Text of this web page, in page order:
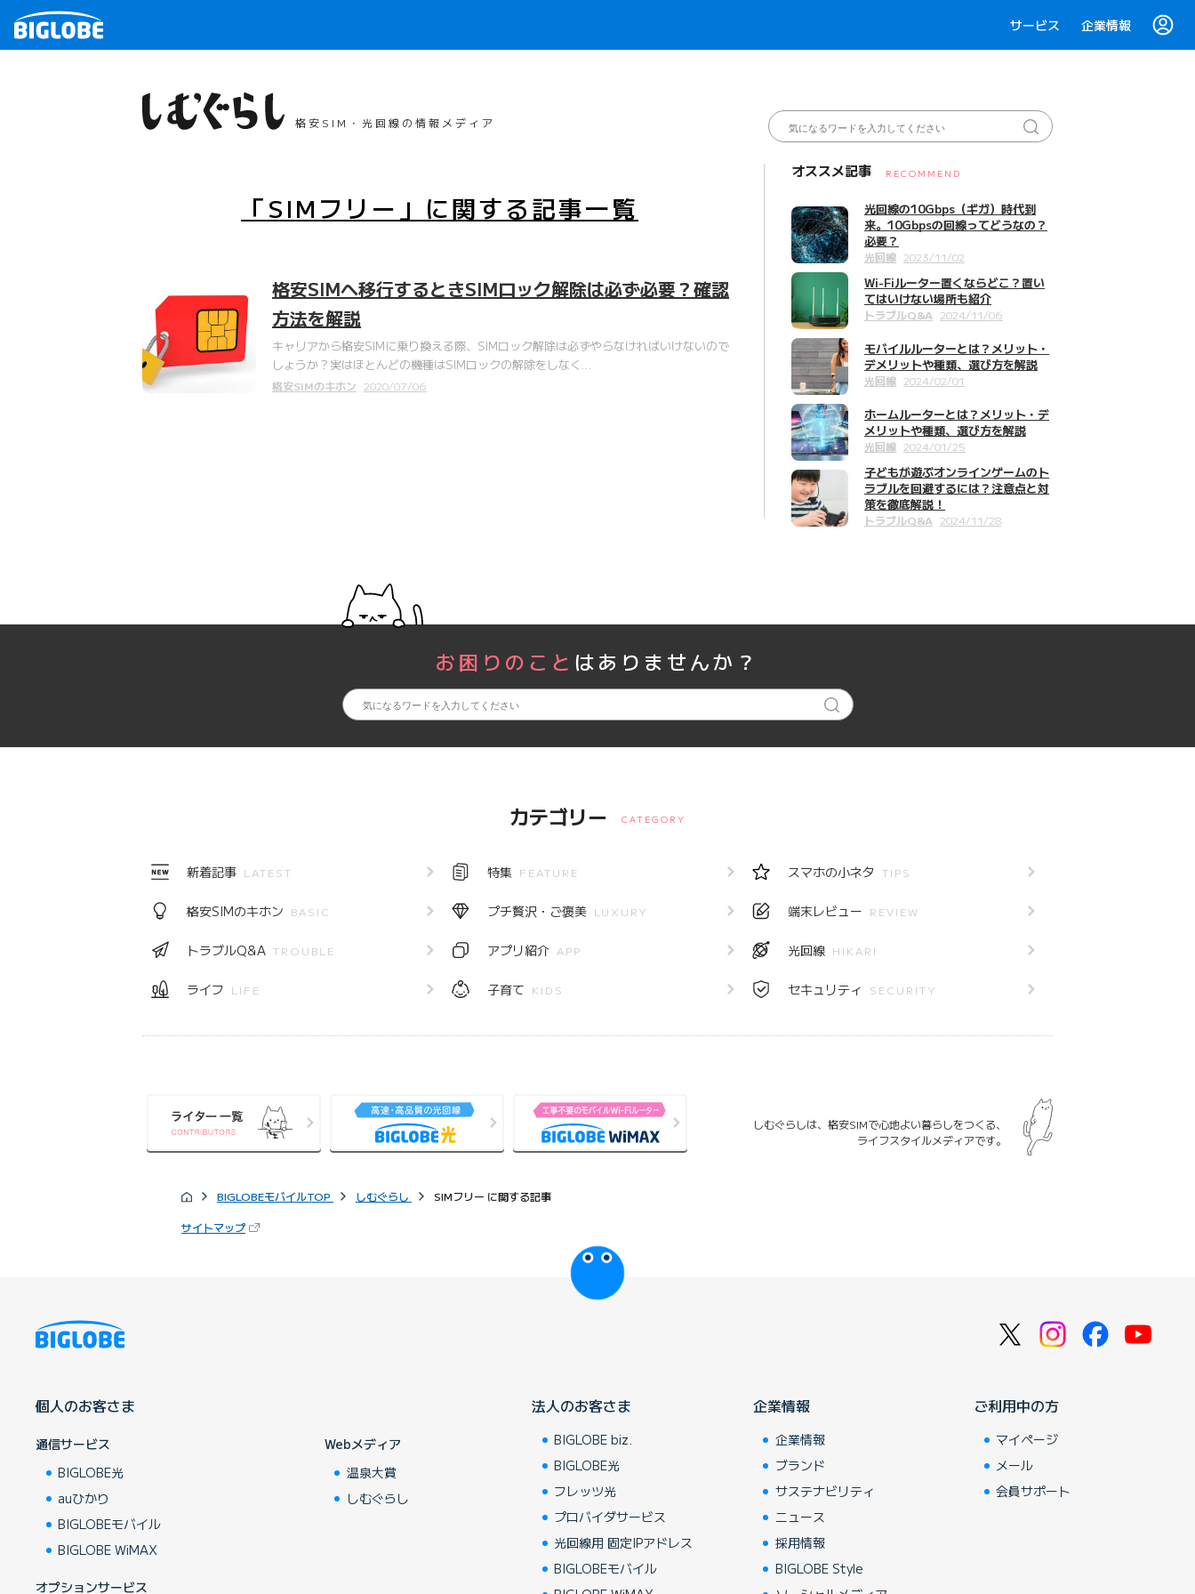
サービス 企業情報
格安SIM・光回線の情報メディア
「SIMフリー」 に関する記事一覧
格安SIMへ移行するときSIMロック解除は必ず必要？確認
方法を解説
キャリアから格安SIMに乗り換える際、SIMロック解除は必ずやらなければいけないので
しょうか？実はほとんどの機種はSIMロックの解除をしなく…
格安SIMのキホン 2020/07/06
オススメ記事 RECOMMEND
光回線の10Gbps（ギガ）時代到
来。10Gbpsの回線ってどうなの？
必要？
光回線 2023/11/02
Wi-Fiルーター置くならどこ？置い
てはいけない場所も紹介
トラブルQ&A 2024/11/06
モバイルルーターとは？メリット・
デメリットや種類、選び方を解説
光回線 2024/02/01
ホームルーターとは？メリット・デ
メリットや種類、選び方を解説
光回線 2024/01/25
子どもが遊ぶオンラインゲームのト
ラブルを回避するには？注意点と対
策を徹底解説！
トラブルQ&A 2024/11/28
お困りのこと はありませんか？
カテゴリー CATEGORY
新着記事 LATEST 特集 FEATURE スマホの小ネタ TIPS
格安SIMのキホン BASIC プチ贅沢・ご褒美 LUXURY 端末レビュー REVIEW
トラブルQ&A TROUBLE アプリ紹介 APP 光回線 HIKARI
ライフ LIFE 子育て KIDS セキュリティ SECURITY
しむぐらしは、格安SIMで心地よい暮らしをつくる、
ライフスタイルメディアです。
BIGLOBEモバイルTOP しむぐらし SIMフリー に関する記事
サイトマップ
個人のお客さま
通信サービス
BIGLOBE光
auひかり
BIGLOBEモバイル
BIGLOBE WiMAX
オプションサービス
Webメディア
温泉大賞
しむぐらし
法人のお客さま
BIGLOBE biz.
BIGLOBE光
フレッツ光
プロバイダサービス
光回線用 固定IPアドレス
BIGLOBEモバイル
企業情報
企業情報
ブランド
サステナビリティ
ニュース
採用情報
BIGLOBE Style
ご利用中の方
マイページ
メール
会員サポート